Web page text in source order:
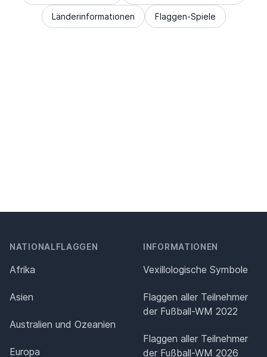
Länderinformationen Flaggen-Spiele
NATIONALFLAGGEN
Afrika
Asien
Australien und Ozeanien
Europa
INFORMATIONEN
Vexillologische Symbole
Flaggen aller Teilnehmer
der Fußball-WM 2022
Flaggen aller Teilnehmer
der Fußball-WM 2026